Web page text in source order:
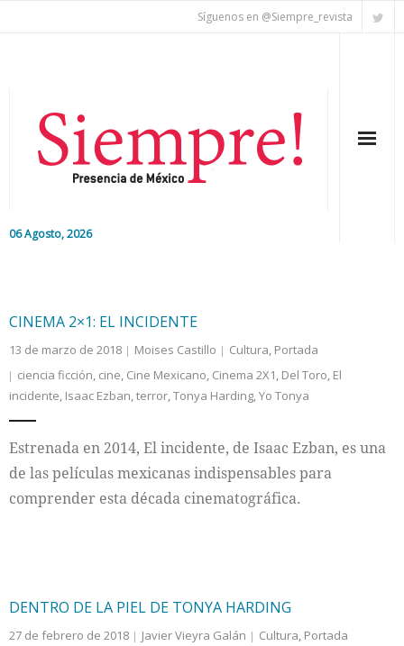
Síguenos en @Siempre_revista
06 Agosto, 2026
Nacional
Colaboradores
Internacional
Cultura
CINEMA 2×1: EL INCIDENTE
13 de marzo de 2018 Moises Castillo Cultura, Portada
ciencia ficción, cine, Cine Mexicano, Cinema 2X1, Del Toro, El
incidente, Isaac Ezban,terror,Tonya Harding,Yo Tonya
Estrenada en 2014, El incidente, de Isaac Ezban, es una
de las películas mexicanas indispensables para
comprender esta década cinematográfica.
DENTRO DE LA PIEL DE TONYA HARDING
27 de febrero de 2018 Javier Vieyra Galán Cultura, Portada